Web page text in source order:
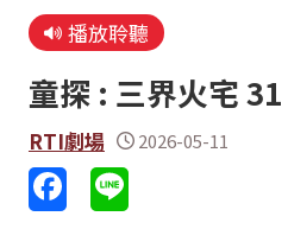
播放聆聽
童探 : 三界火宅 31
RTI劇場 2026-05-11